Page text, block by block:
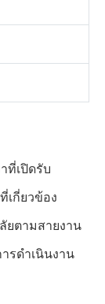
ที่เปิดรับ
เกี่ยวข้อง
ตามสายงาน
รดำเนินงาน